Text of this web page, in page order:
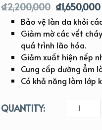
₫2,200,000 ₫1,650,000
Bảo vệ làn da khỏi
Giảm mờ các vết
quá trình lão hóa.
Giảm xuất hiện nếp
Cung cấp dưỡng ẩm
Có khả năng làm lớp
QUANTITY: